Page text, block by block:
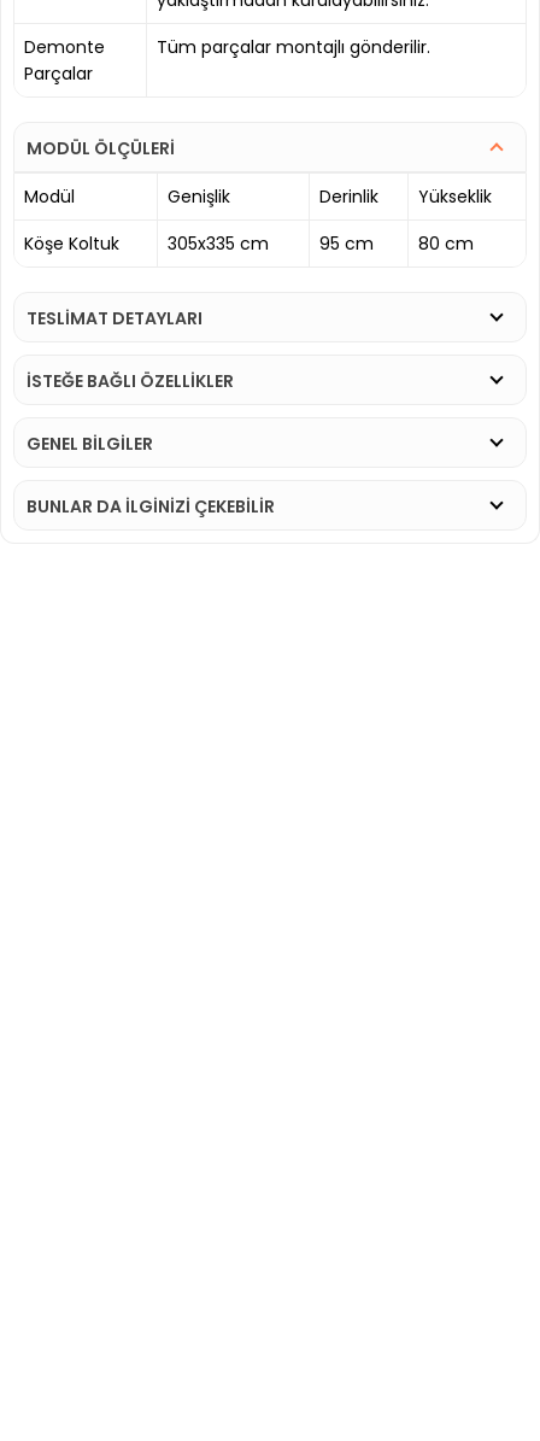
Demonte
Parçalar
Tüm parçalar montajlı gönderilir.
MODÜL ÖLÇÜLERİ
Modül
Genişlik Derinlik
Yükseklik
Köşe Koltuk
305x335 cm 95 cm 80 cm
TESLİMAT DETAYLARI
İSTEĞE BAĞLI ÖZELLİKLER
GENEL BİLGİLER
BUNLAR DA İLGINIZI ÇEKEBILIR